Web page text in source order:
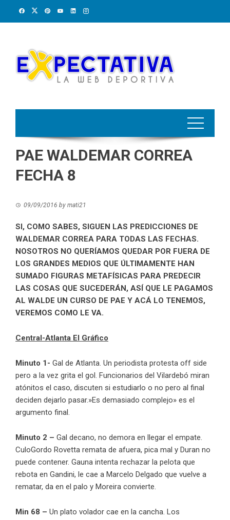
PAE WALDEMAR CORREA
FECHA 8
09/09/2016 by mati21
SI, COMO SABES, SIGUEN LAS PREDICCIONES DE
WALDEMAR CORREA PARA TODAS LAS FECHAS.
NOSOTROS NO QUERÍAMOS QUEDAR POR FUERA DE
LOS GRANDES MEDIOS QUE ÚLTIMAMENTE HAN
SUMADO FIGURAS METAFÍSICAS PARA PREDECIR
LAS COSAS QUE SUCEDERÁN, ASÍ QUE LE PAGAMOS
AL WALDE UN CURSO DE PAE Y ACÁ LO TENEMOS,
VEREMOS COMO LE VA.
Central-Atlanta El Gráfico
Minuto 1- Gal de Atlanta. Un periodista protesta off side
pero a la vez grita el gol. Funcionarios del Vilardebó miran
atónitos el caso, discuten si estudiarlo o no pero al final
deciden dejarlo pasar.»Es demasiado complejo» es el
argumento final.
Minuto 2 – Gal decano, no demora en llegar el empate.
CuloGordo Rovetta remata de afuera, pica mal y Duran no
puede contener. Gauna intenta rechazar la pelota que
rebota en Gandini, le cae a Marcelo Delgado que vuelve a
rematar, da en el palo y Moreira convierte.
Min 68 – Un plato volador cae en la cancha. Los